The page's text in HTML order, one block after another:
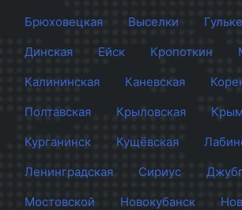
Брюховецкая
Выселки
Динская
Ейск Кропоткин
Калининская
Каневская
Полтавская
Крыловская
Курганинск
Кущёвская
Ленинградская
Сириус
Мостовской
Новокубанск